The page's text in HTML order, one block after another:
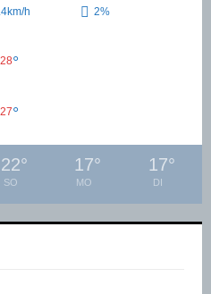
h 2%
28°
27°
22°
SO
17°
MO
17°
DI